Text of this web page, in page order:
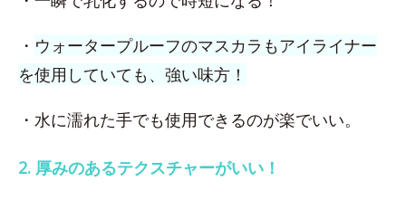
・ ウォータープルーフのマスカラもアイライナー
を使用していても、強い味方！
・水に濡れた手でも使用できるのが楽でいい。
2. 厚みのあるテクスチャーがいい！